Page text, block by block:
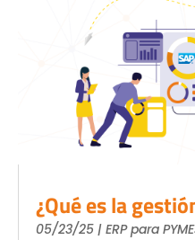
¿Qué es la
05/23/25 | ERP para